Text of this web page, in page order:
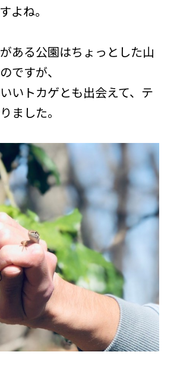
よね。
ある公園はちょっとした山
ですが、
いトカゲとも出会えて、テ
ました。